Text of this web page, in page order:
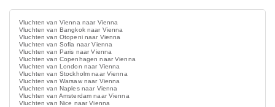
Vluchten van Vienna naar Vienna
Vluchten van Bangkok naar Vienna
Vluchten van Otopeni naar Vienna
Vluchten van Sofia naar Vienna
Vluchten van Paris naar Vienna
Vluchten van Copenhagen naar Vienna
Vluchten van London naar Vienna
Vluchten van Stockholm naar Vienna
Vluchten van Warsaw naar Vienna
Vluchten van Naples naar Vienna
Vluchten van Amsterdam naar Vienna
Vluchten van Nice naar Vienna